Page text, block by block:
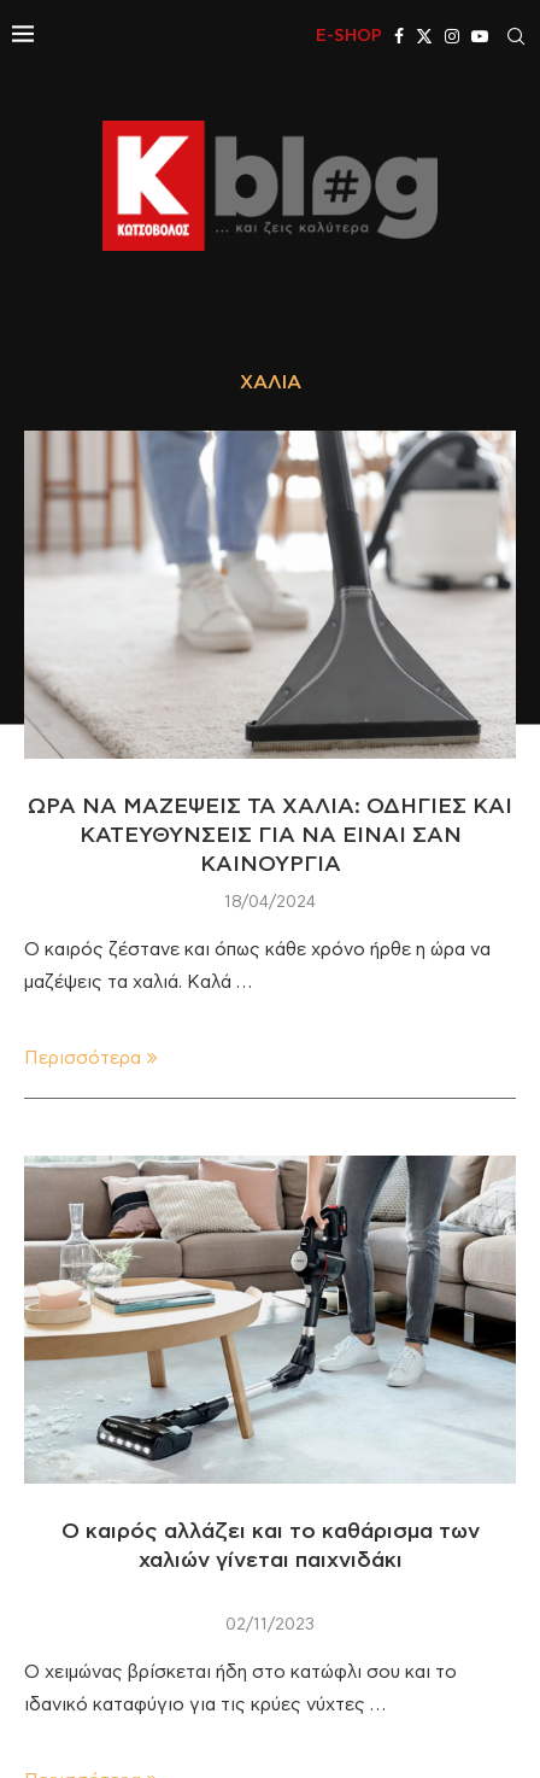
E-SHOP
ΧΑΛΙΆ
ΩΡΑ ΝΑ ΜΑΖΕΨΕΙΣ ΤΑ ΧΑΛΙΑ: ΟΔΗΓΙΕΣ ΚΑΙ
ΚΑΤΕΥΘΥΝΣΕΙΣ ΓΙΑ ΝΑ ΕΙΝΑΙ ΣΑΝ
ΚΑΙΝΟΥΡΓΙΑ
18/04/2024
Ο καιρός ζέστανε και όπως κάθε χρόνο ήρθε η ώρα να
μαζέψεις τα χαλιά. Καλά …
Περισσότερα
Ο καιρός αλλάζει και το καθάρισμα των
χαλιών γίνεται παιχνιδάκι
02/11/2023
Ο χειμώνας βρίσκεται ήδη στο κατώφλι σου και το
ιδανικό καταφύγιο για τις κρύες νύχτες …